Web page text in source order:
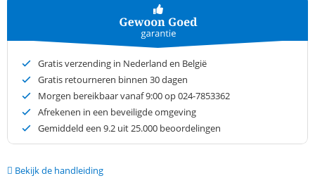
Gratis verzending in Nederland en België
Gratis retourneren binnen 30 dagen
Morgen bereikbaar vanaf 9:00 op 024-7853362
Afrekenen in een beveiligde omgeving
Gemiddeld een 9.2 uit 25.000 beoordelingen
Bekijk de handleiding